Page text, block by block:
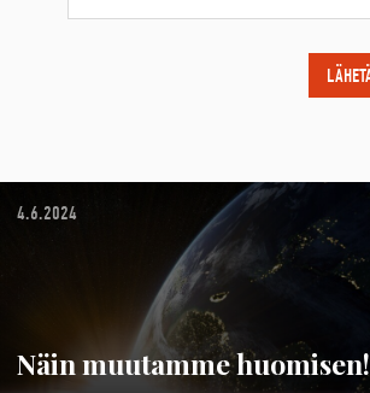
4.6.2024
Näin muutamme huomisen!